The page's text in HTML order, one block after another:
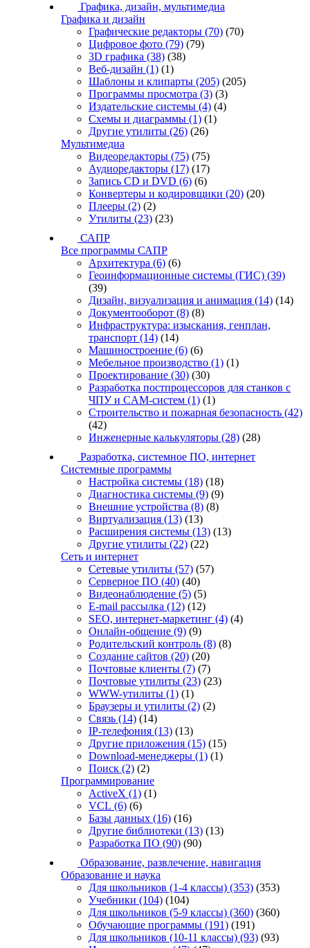
Графика, дизайн, мультимедиа
Графика и дизайн
Графические редакторы (70) (70)
Цифровое фото (79) (79)
3D графика (38) (38)
Веб-дизайн (1) (1)
Шаблоны и клипарты (205) (205)
Программы просмотра (3) (3)
Издательские системы (4) (4)
Схемы и диаграммы (1) (1)
Другие утилиты (26) (26)
Мультимедиа
Видеоредакторы (75) (75)
Аудиоредакторы (17) (17)
Запись CD и DVD (6) (6)
Конвертеры и кодировщики (20) (20)
Плееры (2) (2)
Утилиты (23) (23)
САПР
Все программы САПР
Архитектура (6) (6)
Геоинформационные системы (ГИС) (39)
(39)
Дизайн, визуализация и анимация (14) (14)
Документооборот (8) (8)
Инфраструктура: изыскания, генплан,
транспорт (14) (14)
Машиностроение (6) (6)
Мебельное производство (1) (1)
Проектирование (30) (30)
Разработка постпроцессоров для станков с
ЧПУ и CAM-систем (1) (1)
Строительство и пожарная безопасность (42)
(42)
Инженерные калькуляторы (28) (28)
Разработка, системное ПО, интернет
Системные программы
Настройка системы (18) (18)
Диагностика системы (9) (9)
Внешние устройства (8) (8)
Виртуализация (13) (13)
Расширения системы (13) (13)
Другие утилиты (22) (22)
Сеть и интернет
Сетевые утилиты (57) (57)
Серверное ПО (40) (40)
Видеонаблюдение (5) (5)
E-mail рассылка (12) (12)
SEO, интернет-маркетинг (4) (4)
Онлайн-общение (9) (9)
Родительский контроль (8) (8)
Создание сайтов (20) (20)
Почтовые клиенты (7) (7)
Почтовые утилиты (23) (23)
WWW-утилиты (1) (1)
Браузеры и утилиты (2) (2)
Связь (14) (14)
IP-телефония (13) (13)
Другие приложения (15) (15)
Download-менеджеры (1) (1)
Поиск (2) (2)
Программирование
ActiveX (1) (1)
VCL (6) (6)
Базы данных (16) (16)
Другие библиотеки (13) (13)
Разработка ПО (90) (90)
Образование, развлечение, навигация
Образование и наука
Для школьников (1-4 классы) (353) (353)
Учебники (104) (104)
Для школьников (5-9 классы) (360) (360)
Обучающие программы (191) (191)
Для школьников (10-11 классы) (93) (93)